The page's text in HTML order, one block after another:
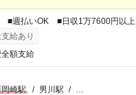
■週払いOK ■日収1万7600円以上
給あり
額支給
崎駅 / 男川駅 / …